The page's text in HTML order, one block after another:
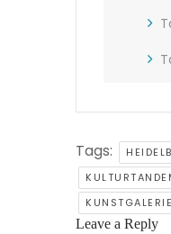
Tags:
KUNSTGALERIE
Leave a Reply